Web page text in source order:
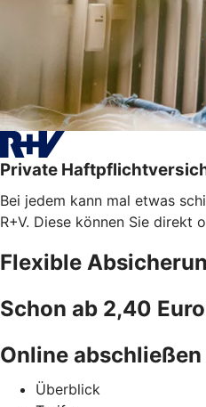
Private
Bei jedem kann mal etwas
R+V. Diese können Sie direkt
Flexible
Schon ab 2,40
Online
Überblick